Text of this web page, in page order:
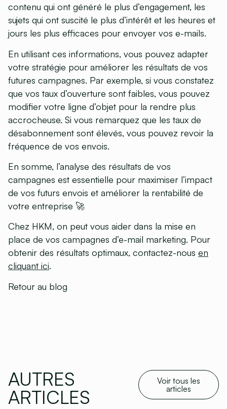
contenu qui ont généré le plus d’engagement, les
sujets qui ont suscité le plus d’intérêt et les heures et
jours les plus efficaces pour envoyer vos e-mails.
En utilisant ces informations, vous pouvez adapter
votre stratégie pour améliorer les résultats de vos
futures campagnes. Par exemple, si vous constatez
que vos taux d’ouverture sont faibles, vous pouvez
modifier votre ligne d’objet pour la rendre plus
accrocheuse. Si vous remarquez que les taux de
désabonnement sont élevés, vous pouvez revoir la
fréquence de vos envois.
En somme, l’analyse des résultats de vos
campagnes est essentielle pour maximiser l’impact
de vos futurs envois et améliorer la rentabilité de
votre entreprise 🚀
Chez HKM, on peut vous aider dans la mise en
place de vos campagnes d’e-mail marketing. Pour
obtenir des résultats optimaux, contactez-nous en
cliquant ici.
Retour au blog
AUTRES
ARTICLES
Voir tous les
articles